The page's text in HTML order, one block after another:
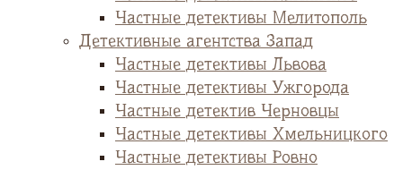
Частные детективы Мелитополь
Детективные агентства Запад
Частные детективы Львова
Частные детективы Ужгорода
Частные детектив Черновцы
Частные детективы Хмельницкого
Частные детективы Ровно